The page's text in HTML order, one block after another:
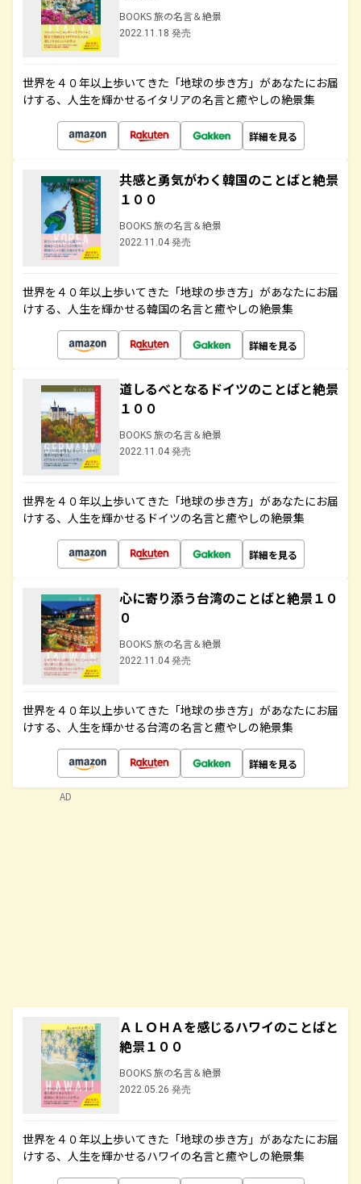
BOOKS 旅の名言＆絶景
2022.11.18 発売
世界を４０年以上歩いてきた「地球の歩き方」があなたにお届
けする、人生を輝かせるイタリアの名言と癒やしの絶景集
詳細を見る
共感と勇気がわく韓国のことばと絶景
１００
BOOKS 旅の名言＆絶景
2022.11.04 発売
世界を４０年以上歩いてきた「地球の歩き方」があなたにお届
けする、人生を輝かせる韓国の名言と癒やしの絶景集
詳細を見る
道しるべとなるドイツのことばと絶景
１００
BOOKS 旅の名言＆絶景
2022.11.04 発売
世界を４０年以上歩いてきた「地球の歩き方」があなたにお届
けする、人生を輝かせるドイツの名言と癒やしの絶景集
詳細を見る
心に寄り添う台湾のことばと絶景１０
０
BOOKS 旅の名言＆絶景
2022.11.04 発売
世界を４０年以上歩いてきた「地球の歩き方」があなたにお届
けする、人生を輝かせる台湾の名言と癒やしの絶景集
詳細を見る
ＡＬＯＨＡを感じるハワイのことばと
絶景１００
BOOKS 旅の名言＆絶景
2022.05.26 発売
世界を４０年以上歩いてきた「地球の歩き方」があなたにお届
けする、人生を輝かせるハワイの名言と癒やしの絶景集
AD